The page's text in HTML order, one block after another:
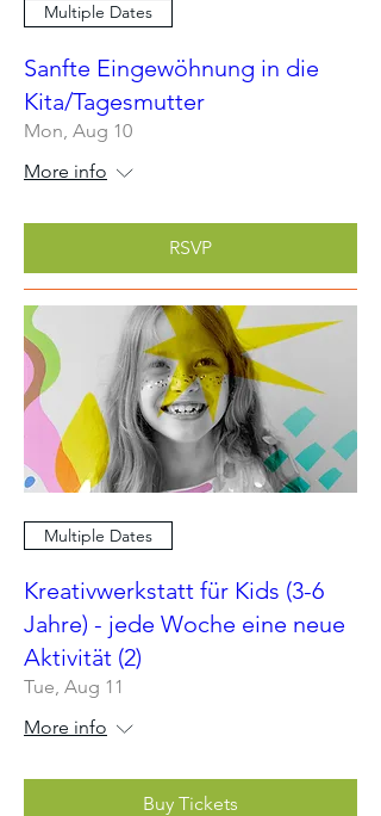
Multiple Dates
Sanfte Eingewöhnung in die
Kita/Tagesmutter
Mon, Aug 10
More info
RSVP
Multiple Dates
Kreativwerkstatt für Kids (3-6
Jahre) - jede Woche eine neue
Aktivität (2)
Tue, Aug 11
More info
Buy Tickets